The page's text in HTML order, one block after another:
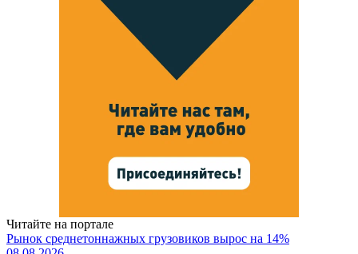
Читайте на портале
Рынок среднетоннажных грузовиков вырос на 14%